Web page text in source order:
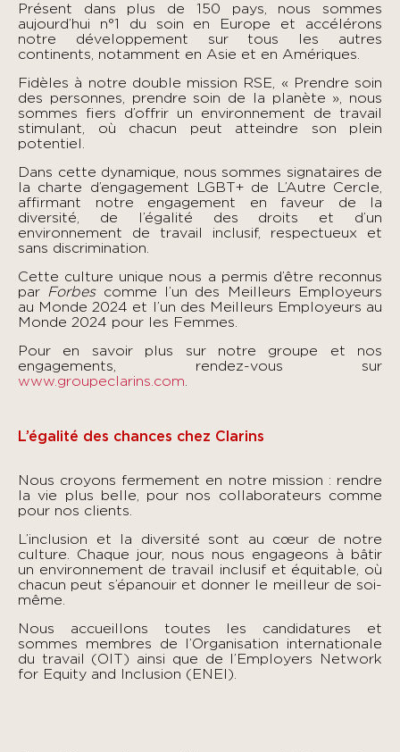
Présent dans plus de 150 pays, nous sommes
aujourd’hui n°1 du soin en Europe et accélérons
notre développement sur tous les autres
continents, notamment en Asie et en Amériques.
Fidèles à notre double mission RSE, « Prendre soin
des personnes, prendre soin de la planète », nous
sommes fiers d’offrir un environnement de travail
stimulant, où chacun peut atteindre son plein
potentiel.
Dans cette dynamique, nous sommes signataires de
la charte d’engagement LGBT+ de
L’Autre Cercle,
affirmant notre engagement en faveur de la
diversité, de l’égalité des droits et d’un
environnement de travail inclusif, respectueux et
sans discrimination.
Cette culture unique nous a permis d’être reconnus
par
Forbescomme l’un des Meilleurs Employeurs
au Monde 2024 et l’un des Meilleurs Employeurs au
Monde 2024 pour les Femmes.
Pour en savoir plus sur notre groupe et nos
engagements, rendez-vous sur
www.groupeclarins.com
L’égalité des chances chez Clarins
Nous croyons fermement en notre mission : rendre
la vie plus belle, pour nos collaborateurs comme
pour nos clients.
L’inclusion et la diversité sont au cœur de notre
culture. Chaque jour, nous nous engageons à bâtir
un environnement de travail inclusif et équitable, où
chacun peut s’épanouir et donner le meilleur de soi-
même.
Nous accueillons toutes les candidatures et
sommes membres de l’Organisation internationale
du travail (OIT) ainsi que de l’Employers Network
for Equity and Inclusion (ENEI).